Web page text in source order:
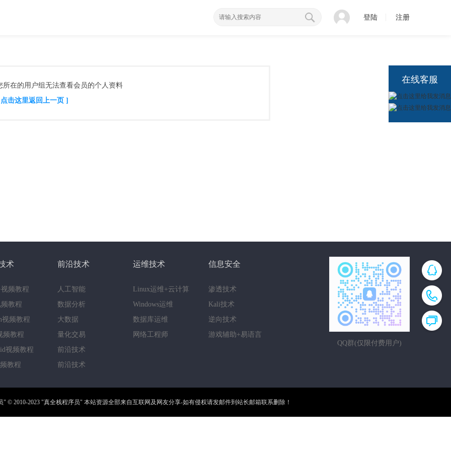
登陆 注册
所在的用户组无法查看会员的个人资料
击这里返回上一页 ]
在线客服
术
视频教程
频教程
视频教程
频教程
视频教程
教程
前沿技术
人工智能
数据分析
大数据
量化交易
前沿技术
前沿技术
运维技术
Linux运维+云计算
Windows运维
数据库运维
网络工程师
信息安全
渗透技术
Kali技术
逆向技术
游戏辅助+易语言
QQ群(仅限付费用户)
" © 2010-2023 "真全栈程序员" 本站资源全部来自互联网及网友分享-如有侵权请发邮件到站长邮箱联系删除！